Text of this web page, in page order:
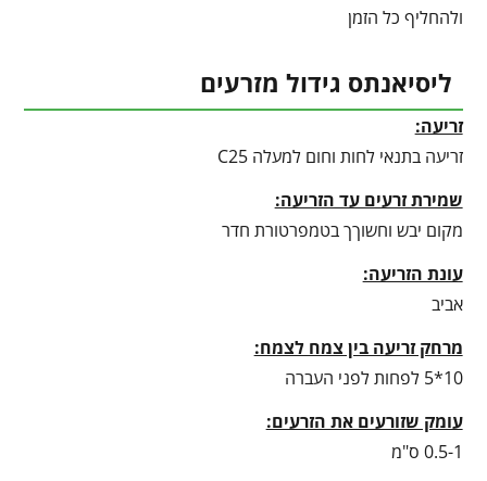
ולהחליף כל הזמן
ליסיאנתס גידול מזרעים
זריעה:
זריעה בתנאי לחות וחום למעלה C25
שמירת זרעים עד הזריעה:
מקום יבש וחשוךך בטמפרטורת חדר
עונת הזריעה:
אביב
מרחק זריעה בין צמח לצמח:
10*5 לפחות לפני העברה
עומק שזורעים את הזרעים:
0.5-1 ס"מ